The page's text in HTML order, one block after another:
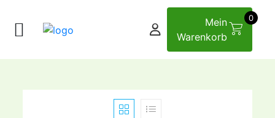
Mein
Warenkorb
0